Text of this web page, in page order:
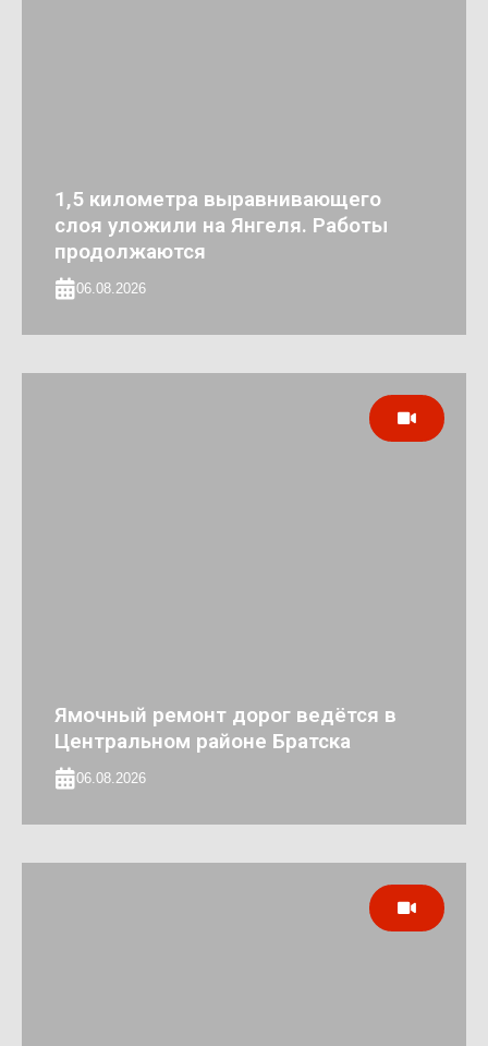
1,5 километра выравнивающего
слоя уложили на Янгеля. Работы
продолжаются
06.08.2026
Ямочный ремонт дорог ведётся в
Центральном районе Братска
06.08.2026